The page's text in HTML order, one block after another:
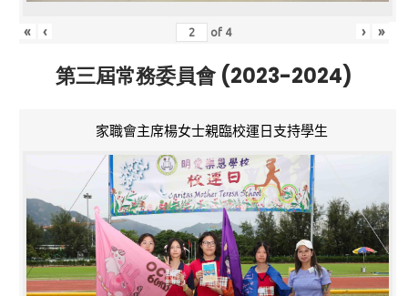
« ‹ of 4 › »
第三屆常務委員會 (2023-2024)
家職會主席楊女士親臨校運日支持學生